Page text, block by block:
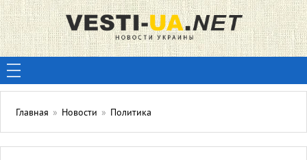
Главная » Новости » Политика